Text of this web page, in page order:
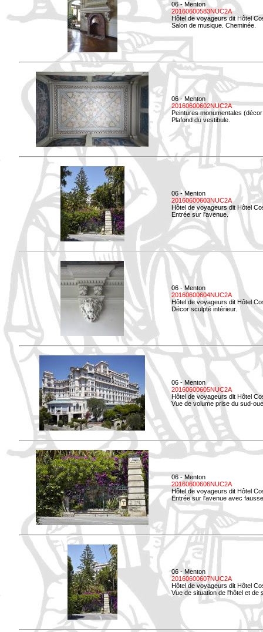
06 - Menton
20160600583NUC2A
Hôtel de voyageurs dit Hôtel
Salon de musique. Cheminée.
06 - Menton
20160600602NUC2A
Peintures monumentales
Plafond du vestibule.
06 - Menton
20160600603NUC2A
Hôtel de voyageurs dit Hôtel
Entrée sur l'avenue.
06 - Menton
20160600604NUC2A
Hôtel de voyageurs dit Hôtel
Décor sculpté intérieur.
06 - Menton
20160600605NUC2A
Hôtel de voyageurs dit Hôtel
Vue de volume prise du sud-
06 - Menton
20160600606NUC2A
Hôtel de voyageurs dit Hôtel
Entrée sur l'avenue avec
06 - Menton
20160600607NUC2A
Hôtel de voyageurs dit Hôtel
Vue de situation de l'hôtel et de